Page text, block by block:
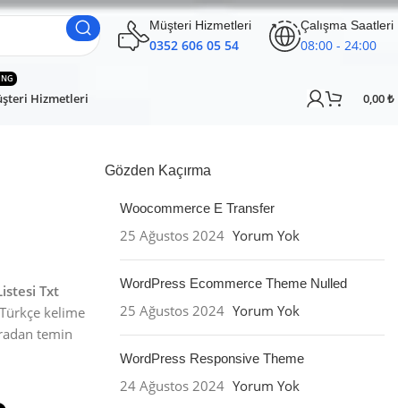
Müşteri Hizmetleri
0352 606 05 54
Çalışma Saatleri
08:00 - 24:00
Hizmetleri 0,00₺
Txt
kelime
temin
Gözden Kaçırma
Woocommerce E Transfer
25 Ağustos 2024 Yorum Yok
WordPress Ecommerce Theme Nulled
25 Ağustos 2024 Yorum Yok
WordPress Responsive Theme
24 Ağustos 2024 Yorum Yok